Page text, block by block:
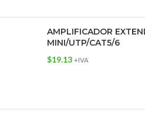
AMPLIFICADOR
MINI/UTP/CAT5/6
$19.13 +IVA